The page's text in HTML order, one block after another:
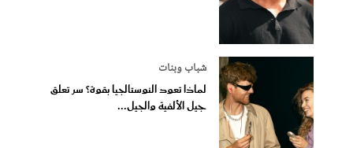
شباب وبنات
لماذا تعود النوستالجيا بقوة؟ سر تعلق
جيل الألفية والجيل...